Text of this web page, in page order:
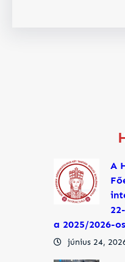
A
a 2025/2026-
június 24,